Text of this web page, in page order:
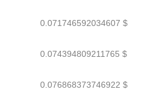
0.071746592034607 $
0.074394809211765 $
0.076868373746922 $